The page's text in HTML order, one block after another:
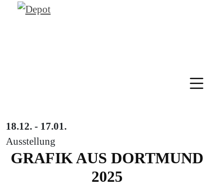
18.12. - 17.01.
Ausstellung
GRAFIK AUS DORTMUND
2025